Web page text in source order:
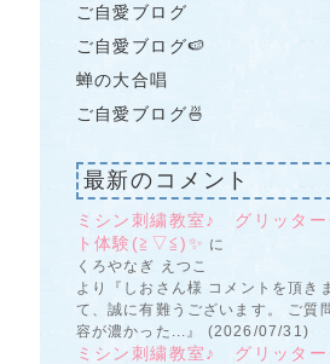
ご自愛ブログ
ご自愛ブログ🍉
蝉の大合唱
ご自愛ブログ🍜
最新のコメント
ミシン刺繍教室♪ グリッター
ト体験(≧▽≦)✨ に
くろやなぎ えつこ
より『しおさん様 コメントを頂き
て、誠に有難うございます。 ご質
容が濃かった...』 (2026/07/31)
ミシン刺繍教室♪ グリッター